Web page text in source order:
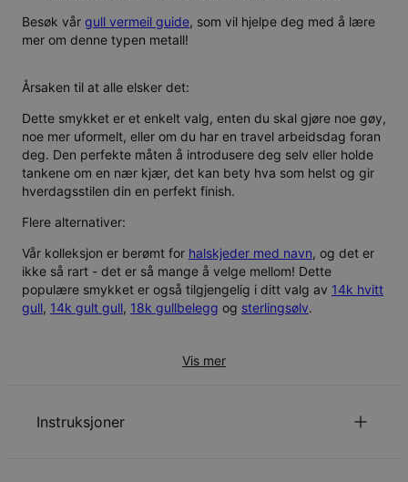
Besøk vår gull vermeil guide, som vil hjelpe deg med å lære
mer om denne typen metall!
Vis mer
Årsaken til at alle elsker det:
Dette smykket er et enkelt valg, enten du skal gjøre noe gøy,
noe mer uformelt, eller om du har en travel arbeidsdag foran
deg. Den perfekte måten å introdusere deg selv eller holde
tankene om en nær kjær, det kan bety hva som helst og gir
hverdagsstilen din en perfekt finish.
Flere alternativer:
Vår kolleksjon er berømt for halskjeder med navn, og det er
ikke så rart - det er så mange å velge mellom! Dette
populære smykket er også tilgjengelig i ditt valg av 14k hvitt
gull, 14k gult gull, 18k gullbelegg og sterlingsølv.
Instruksjoner